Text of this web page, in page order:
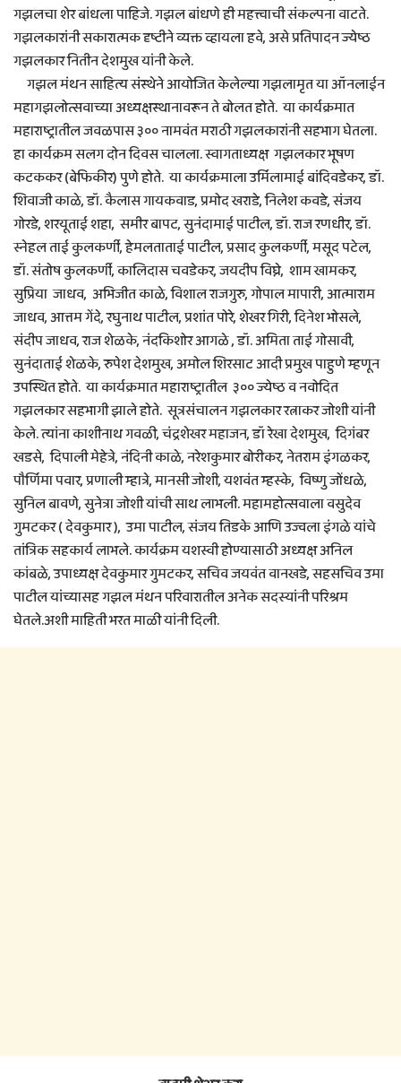
गझलचा शेर बांधला पाहिजे. गझल बांधणे ही महत्त्वाची संकल्पना वाटते.
गझलकारांनी सकारात्मक दृष्टीने व्यक्त व्हायला हवे, असे प्रतिपादन ज्येष्ठ
गझलकार नितीन देशमुख यांनी केले.
गझल मंथन साहित्य संस्थेने आयोजित केलेल्या गझलामृत या ऑनलाईन
महागझलोत्सवाच्या अध्यक्षस्थानावरून ते बोलत होते. या कार्यक्रमात
महाराष्ट्रातील जवळपास ३०० नामवंत मराठी गझलकारांनी सहभाग घेतला.
हा कार्यक्रम सलग दोन दिवस चालला. स्वागताध्यक्ष गझलकार भूषण
कटककर (बेफिकीर) पुणे होते. या कार्यक्रमाला उर्मिलामाई बांदिवडेकर, डॉ.
शिवाजी काळे, डॉ. कैलास गायकवाड, प्रमोद खराडे, निलेश कवडे, संजय
गोरडे, शरयूताई शहा, समीर बापट, सुनंदामाई पाटील, डॉ. राज रणधीर, डॉ.
स्नेहल ताई कुलकर्णी, हेमलताताई पाटील, प्रसाद कुलकर्णी, मसूद पटेल,
डॉ. संतोष कुलकर्णी, कालिदास चवडेकर, जयदीप विघ्ने, शाम खामकर,
सुप्रिया जाधव, अभिजीत काळे, विशाल राजगुरु, गोपाल मापारी, आत्माराम
जाधव, आत्तम गेंदे, रघुनाथ पाटील, प्रशांत पोरे, शेखर गिरी, दिनेश भोसले,
संदीप जाधव, राज शेळके, नंदकिशोर आगळे , डॉ. अमिता ताई गोसावी,
सुनंदाताई शेळके, रुपेश देशमुख, अमोल शिरसाट आदी प्रमुख पाहुणे म्हणून
उपस्थित होते. या कार्यक्रमात महाराष्ट्रातील ३०० ज्येष्ठ व नवोदित
गझलकार सहभागी झाले होते. सूत्रसंचालन गझलकार रत्नाकर जोशी यांनी
केले. त्यांना काशीनाथ गवळी, चंद्रशेखर महाजन, डॉ रेखा देशमुख, दिगंबर
खडसे, दिपाली मेहेत्रे, नंदिनी काळे, नरेशकुमार बोरीकर, नेतराम इंगळकर,
पौर्णिमा पवार, प्रणाली म्हात्रे, मानसी जोशी, यशवंत म्हस्के, विष्णु जोंधळे,
सुनिल बावणे, सुनेत्रा जोशी यांची साथ लाभली. महामहोत्सवाला वसुदेव
गुमटकर ( देवकुमार ), उमा पाटील, संजय तिडके आणि उज्वला इंगळे यांचे
तांत्रिक सहकार्य लाभले. कार्यक्रम यशस्वी होण्यासाठी अध्यक्ष अनिल
कांबळे, उपाध्यक्ष देवकुमार गुमटकर, सचिव जयवंत वानखडे, सहसचिव उमा
पाटील यांच्यासह गझल मंथन परिवारातील अनेक सदस्यांनी परिश्रम
घेतले.अशी माहिती भरत माळी यांनी दिली.